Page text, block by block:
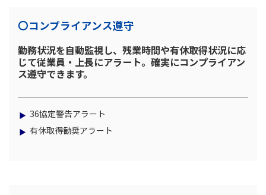
〇コンプライアンス遵守
勤務状況を自動監視し、残業時間や有休取得状況に応
じて従業員・上長にアラート。確実にコンプライアン
ス遵守できます。
36協定警告アラート
有休取得勧奨アラート